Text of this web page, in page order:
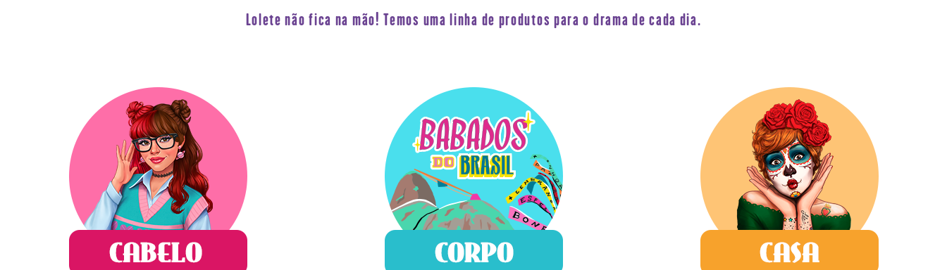
Lolete não fica na mão! Temos uma linha de produtos para o drama de cada dia.